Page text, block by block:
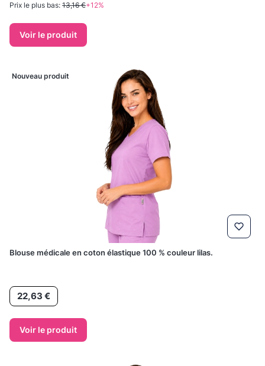
Prix le plus bas: 13,16 €+12%
Voir le produit
Nouveau produit
Blouse médicale en coton élastique 100 % couleur lilas.
Prix22,63 €
Voir le produit